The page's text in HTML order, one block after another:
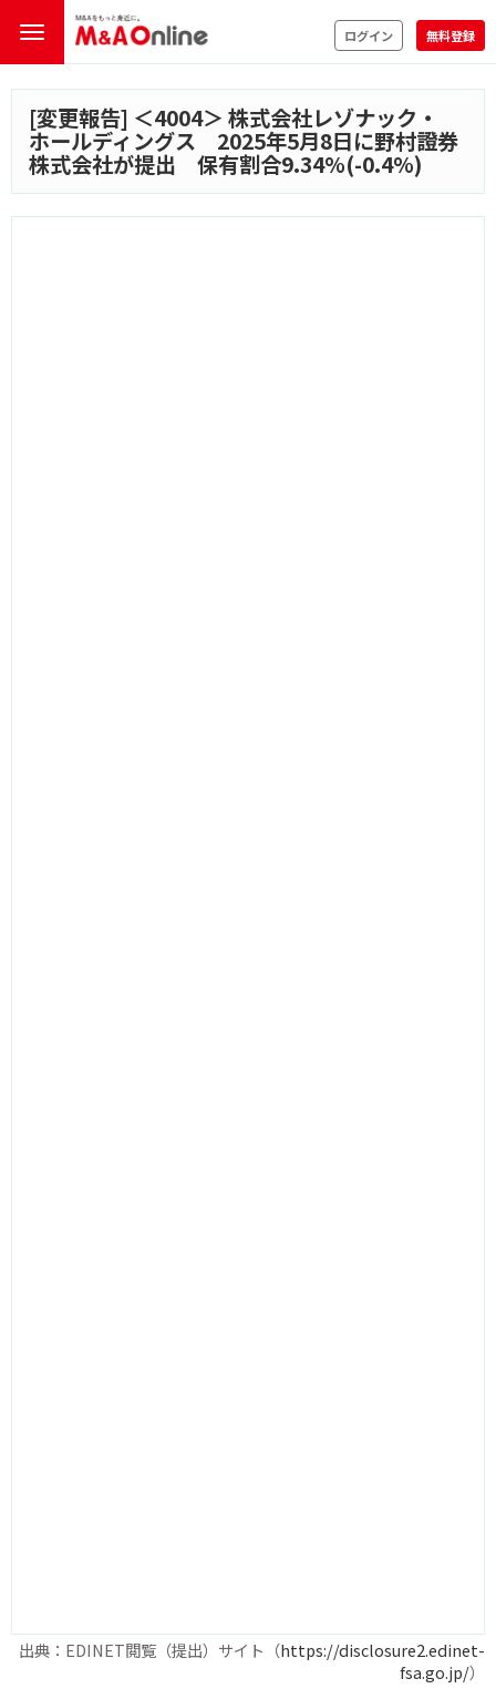
ログイン 無料登録
[変更報告] ＜4004＞ 株式会社レゾナック・
ホールディングス 2025年5月8日に野村證券
株式会社が提出 保有割合9.34%(-0.4%)
出典：EDINET閲覧（提出）サイト（https://disclosure2.edinet-
fsa.go.jp/）